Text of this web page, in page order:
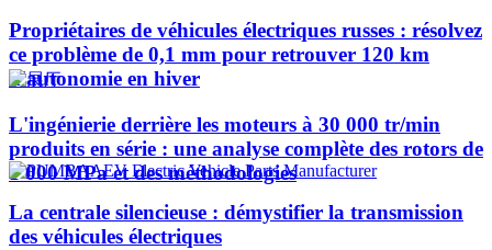
Propriétaires de véhicules électriques russes : résolvez
ce problème de 0,1 mm pour retrouver 120 km
d'autonomie en hiver
L'ingénierie derrière les moteurs à 30 000 tr/min
produits en série : une analyse complète des rotors de
1 000 MPa et des méthodologies
La centrale silencieuse : démystifier la transmission
des véhicules électriques